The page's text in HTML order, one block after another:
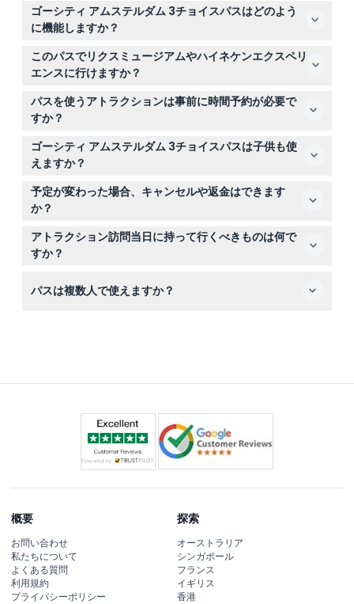
ゴーシティ アムステルダム 3チョイスパスはどのよう
に機能しますか？
このパスでは、45以上のオプションから3つのアトラクシ
ョンを選び、最初に使用してから30日以内に柔軟に訪れ
ることができます。パスはデジタル形式で、最初のアトラ
クションを訪れたときにアクティベートされます。
このパスでリクスミュージアムやハイネケンエクスペリ
エンスに行けますか？
はい、リクスミュージアムかハイネケンエクスペリエンス
のいずれかを3つのアトラクションの1つとして選び、さら
にキュレーションされたリストから2つを選択できます。
パスを使うアトラクションは事前に時間予約が必要で
すか？
一部のアトラクションは事前予約や時間帯予約が必要なた
め、このウェブサイトのオンライン予約時に確認して予約
することをおすすめします。
ゴーシティ アムステルダム 3チョイスパスは子供も使
えますか？
はい、3歳以上の子供が利用できます。ただし、13歳以上
の子供は大人料金と同じ料金が適用されます。
予定が変わった場合、キャンセルや返金はできます
か？
いいえ、ゴーシティ アムステルダム 3チョイスパスのチ
ケットは返金不可で、キャンセルもできません。
アトラクション訪問当日に持って行くべきものは何で
すか？
場できるようにし、必要に応じて政府発行の身分証明書も
パスは複数人で使えますか？
概要
お問い合わせ
私たちについて
よくある質問
利用規約
プライバシーポリシー
探索
オーストラリア
シンガポール
フランス
イギリス
香港